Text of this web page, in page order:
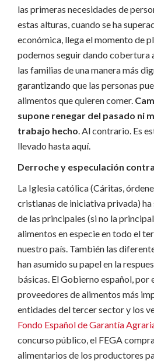
las primeras necesidades de
estas alturas, cuando se ha
económica, llega el momento de
podemos seguir dando cobertura
las familias de una manera más
garantizando que las personas
alimentos que quieren comer.
supone renegar del pasado ni
trabajo hecho. Al contrario. Es
llevado hasta aquí.
Derroche y especulación
La Iglesia católica (Cáritas,
cristianas de iniciativa privada) ha
de las principales (si no la
alimentos en especie en todo el
nuestro país. También las
han asumido su papel en la
básicas. El Gobierno español, por
proveedores de alimentos más
entidades del tercer sector y los
Fondo Español de Garantía
concurso público, el FEGA
alimentarios de los productores